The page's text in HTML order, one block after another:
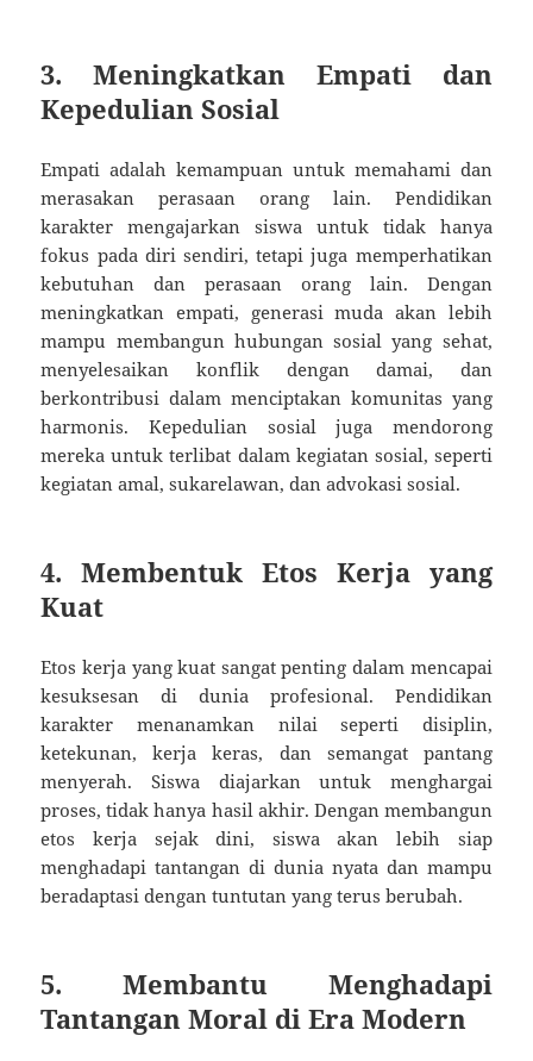
3. Meningkatkan Empati dan
Kepedulian Sosial
Empati adalah kemampuan untuk memahami dan
merasakan perasaan orang lain. Pendidikan
karakter mengajarkan siswa untuk tidak hanya
fokus pada diri sendiri, tetapi juga memperhatikan
kebutuhan dan perasaan orang lain. Dengan
meningkatkan empati, generasi muda akan lebih
mampu membangun hubungan sosial yang sehat,
menyelesaikan konflik dengan damai, dan
berkontribusi dalam menciptakan komunitas yang
harmonis. Kepedulian sosial juga mendorong
mereka untuk terlibat dalam kegiatan sosial, seperti
kegiatan amal, sukarelawan, dan advokasi sosial.
4. Membentuk Etos Kerja yang
Kuat
Etos kerja yang kuat sangat penting dalam mencapai
kesuksesan di dunia profesional. Pendidikan
karakter menanamkan nilai seperti disiplin,
ketekunan, kerja keras, dan semangat pantang
menyerah. Siswa diajarkan untuk menghargai
proses, tidak hanya hasil akhir. Dengan membangun
etos kerja sejak dini, siswa akan lebih siap
menghadapi tantangan di dunia nyata dan mampu
beradaptasi dengan tuntutan yang terus berubah.
5. Membantu Menghadapi
Tantangan Moral di Era Modern